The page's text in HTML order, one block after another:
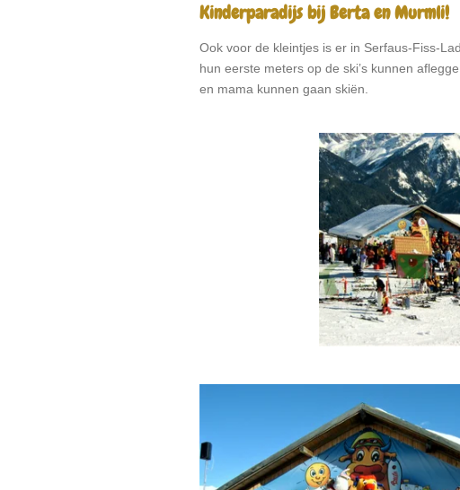
Kinderparadijs bij Berta en Murmli!
Ook voor de kleintjes is er in Serfaus-Fiss-
hun eerste meters op de ski’s kunnen
en mama kunnen gaan skiën.